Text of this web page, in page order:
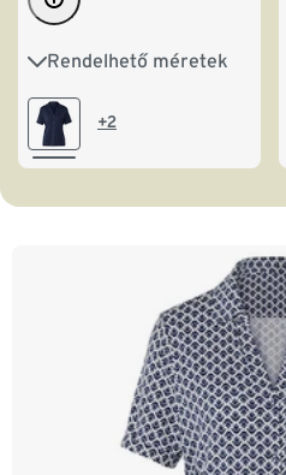
Rendelhető méretek
S 36/38 M 40/42
L 44/46
XXL 52/54
+2